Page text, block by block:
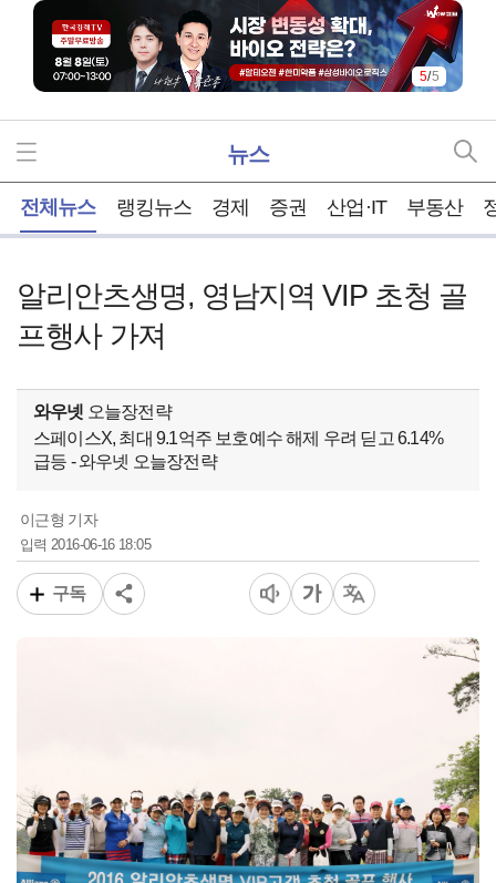
5/5
뉴스
전체뉴스 랭킹뉴스 경제 증권 산업·IT 부동산
알리안츠생명, 영남지역 VIP 초청 골
프행사 가져
와우넷 오늘장전략
스페이스X, 최대 9.1억주 보호예수 해제 우려 딛고 6.14%
급등 - 와우넷 오늘장전략
이근형 기자
입력2016-06-16 18:05
구독